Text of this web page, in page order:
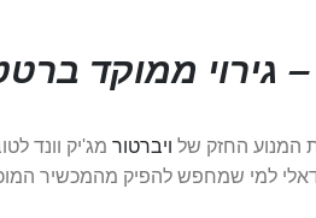
גירוי ממוקד
המנוע החזק של ויברטור מג'יק וונד
למי שמחפש להפיק מהמכשיר